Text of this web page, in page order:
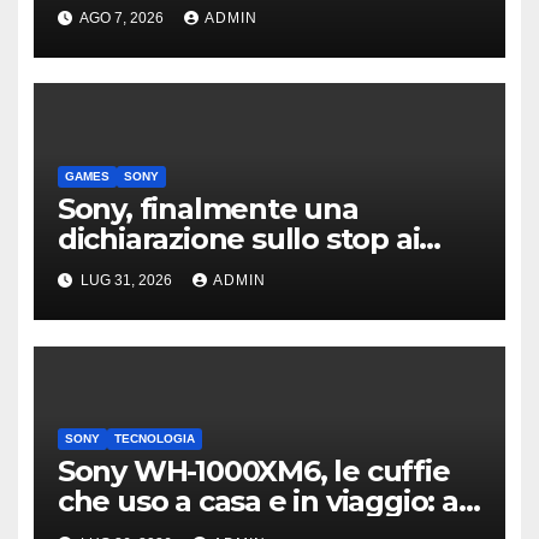
AGO 7, 2026 ADMIN
GAMES SONY
Sony, finalmente una
dichiarazione sullo stop ai
supporti fisici per PlayStation
LUG 31, 2026 ADMIN
SONY TECNOLOGIA
Sony WH-1000XM6, le cuffie
che uso a casa e in viaggio: a
chi e perché le consiglio